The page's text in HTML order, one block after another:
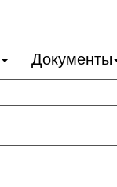
Документы